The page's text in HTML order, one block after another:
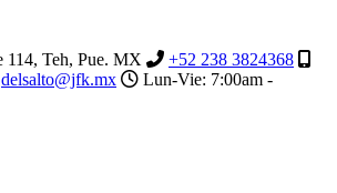
114, Teh, Pue. MX
+52 238 3824368
delsalto@jfk.mx
Lun-Vie: 7:00am -